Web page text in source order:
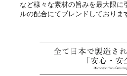
など様々な素材の旨みを最大限に
ルの配合にてブレンドしておりま